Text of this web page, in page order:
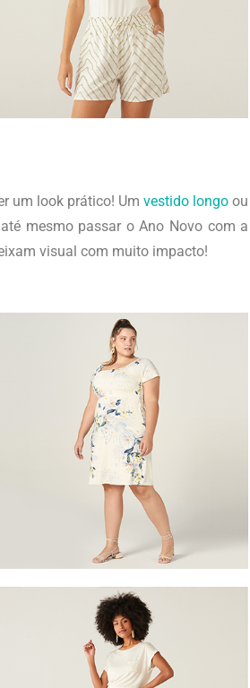
um look prático! Umvestido longo ou
mesmo passar o Ano Novo com a
visual com muito impacto!